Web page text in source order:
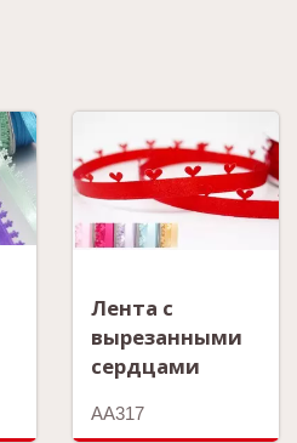
Лента с
вырезанными
сердцами
AA317